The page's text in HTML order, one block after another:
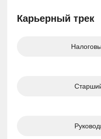
Карьерный трек